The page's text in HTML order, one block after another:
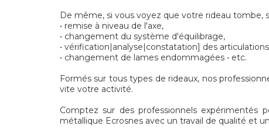
De même, si vous voyez que votre rideau tombe,
• remise à niveau de l'axe,
• changement du système d'équilibrage,
• vérification|analyse|constatation] des
• changement de lames endommagées • etc.
Formés sur tous types de rideaux, nos
vite votre activité.
Comptez sur des professionnels expérimentés
métallique Ecrosnes avec un travail de qualité et